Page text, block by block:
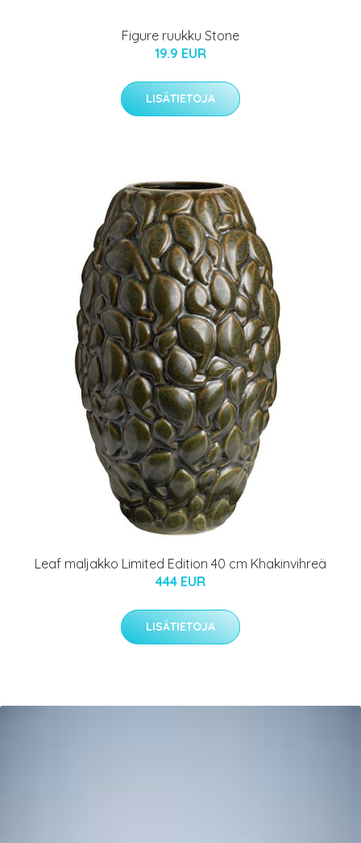
Figure ruukku Stone
19.9 EUR
LISÄTIETOJA
Leaf maljakko Limited Edition 40 cm Khakinvihreä
444 EUR
LISÄTIETOJA